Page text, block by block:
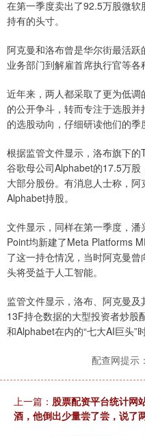
在第一季度卖出了92.5万股微
持有的头寸。
阿克曼和洛布曾是华尔街最活
业务部门到解雇首席执行官等各
近年来，两人都采取了更为低
的公开争斗，转而专注于选股
的选股动向，仔细研读他们的季
根据监管文件显示，洛布旗下
谷歌母公司Alphabet的17.5万
大部分股份。有消息人士称，
Alphabet持股。
文件显示，同样在第一季度，
Point均新建了Meta Platforms
了这一持仓情况，当时阿克曼
头将受益于人工智能。
监管文件显示，洛布、阿克曼
13F持仓数据的大型投资者炒股
和Alphabet在内的“七大AI巨头”
配查网提示
上一篇： 股票配资平台统计网
酒，他倒出少量尝了尝，说了